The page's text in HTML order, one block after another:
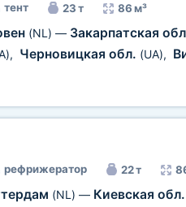
тент 23 т 86 м³
(NL) — Закарпатская
, Черновицкая обл. (UA),
рефрижератор 22 т
(NL) — Киевская